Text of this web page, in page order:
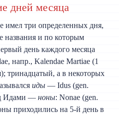
дней месяца
имел три определенных дня,
названия и по которым
день каждого месяца
напр., Kalendae Martiae (1
тринадцатый, а в некоторых
иды — Idus (gen.
Идами —ноны: Nonae (gen.
приходились на 5-й день в